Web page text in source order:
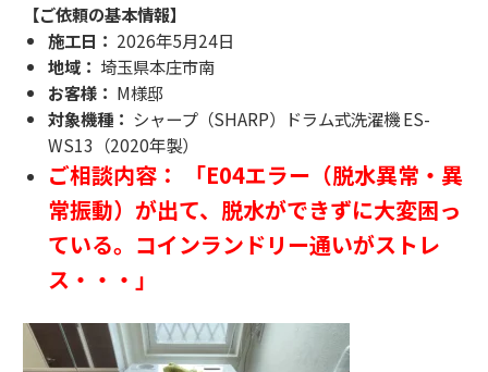
【ご依頼の基本情報】
施工日： 2026年5月24日
地域： 埼玉県本庄市南
お客様： M様邸
対象機種： シャープ（SHARP）ドラム式洗濯機 ES-
WS13（2020年製）
ご相談内容： 「E04エラー（脱水異常・異
常振動）が出て、脱水ができずに大変困っ
ている。コインランドリー通いがストレ
ス・・・」